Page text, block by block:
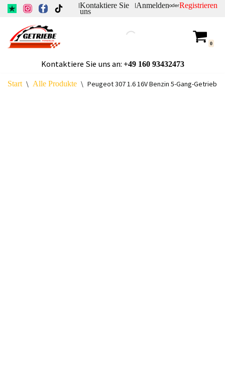
Inhalt
springen
|Kontaktiere Sie
uns
|AnmeldenoderRegistrieren
0
Kontaktiere Sie uns an: +49160 93432473
Start \ Alle Produkte \ Peugeot 307 1.6 16V Benzin 5-Gang-Getriebe